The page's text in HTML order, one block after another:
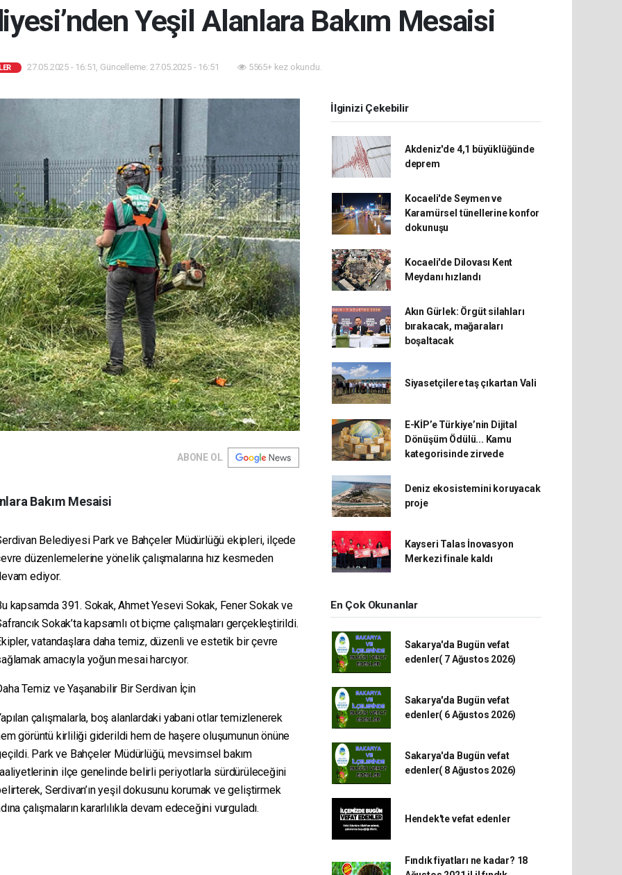
Yeşil Alanlara Bakım Mesaisi
27.05.2025 - 16:51, Güncelleme: 27.05.2025 - 16:51 5565+ kez okundu.
ABONE OL
Bakım Mesaisi
Belediyesi Park ve Bahçeler Müdürlüğü ekipleri, ilçede
düzenlemelerine yönelik çalışmalarına hız kesmeden
ediyor.
kapsamda 391. Sokak, Ahmet Yesevi Sokak, Fener Sokak ve
Sokak’ta kapsamlı ot biçme çalışmaları gerçekleştirildi.
vatandaşlara daha temiz, düzenli ve estetik bir çevre
amacıyla yoğun mesai harcıyor.
Temiz ve Yaşanabilir Bir Serdivan İçin
çalışmalarla, boş alanlardaki yabani otlar temizlenerek
görüntü kirliliği giderildi hem de haşere oluşumunun önüne
Park ve Bahçeler Müdürlüğü, mevsimsel bakım
ilçe genelinde belirli periyotlarla sürdürüleceğini
Serdivan’ın yeşil dokusunu korumak ve geliştirmek
çalışmaların kararlılıkla devam edeceğini vurguladı.
İlginizi Çekebilir
Akdeniz'de 4,1 büyüklüğünde
deprem
Kocaeli'de Seymen ve
Karamürsel tünellerine konfor
dokunuşu
Kocaeli'de Dilovası Kent
Meydanı hızlandı
Akın Gürlek: Örgüt silahları
bırakacak, mağaraları
boşaltacak
Siyasetçilere taş çıkartan Vali
E-KİP’e Türkiye’nin Dijital
Dönüşüm Ödülü... Kamu
kategorisinde zirvede
Deniz ekosistemini koruyacak
proje
Kayseri Talas İnovasyon
Merkezi finale kaldı
En Çok Okunanlar
Sakarya'da Bugün vefat
edenler( 7 Ağustos 2026)
Sakarya'da Bugün vefat
edenler( 6 Ağustos 2026)
Sakarya'da Bugün vefat
edenler( 8 Ağustos 2026)
Hendek'te vefat edenler
Fındık fiyatları ne kadar? 18